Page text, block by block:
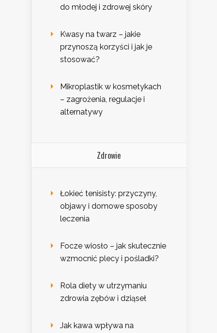
do młodej i zdrowej skóry
Kwasy na twarz – jakie
przynoszą korzyści i jak je
stosować?
Mikroplastik w kosmetykach
– zagrożenia, regulacje i
alternatywy
Zdrowie
Łokieć tenisisty: przyczyny,
objawy i domowe sposoby
leczenia
Focze wiosło – jak skutecznie
wzmocnić plecy i pośladki?
Rola diety w utrzymaniu
zdrowia zębów i dziąseł
Jak kawa wpływa na